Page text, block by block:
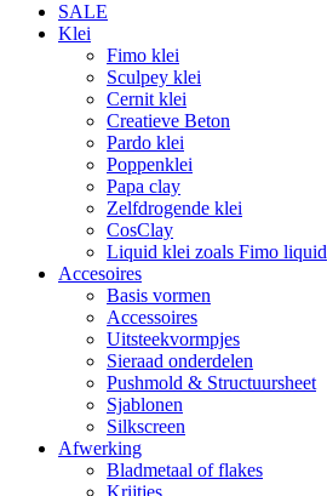
SALE
Klei
Fimo klei
Sculpey klei
Cernit klei
Creatieve Beton
Pardo klei
Poppenklei
Papa clay
Zelfdrogende klei
CosClay
Liquid klei zoals Fimo liquid
Accesoires
Basis vormen
Accessoires
Uitsteekvormpjes
Sieraad onderdelen
Pushmold & Structuursheet
Sjablonen
Silkscreen
Afwerking
Bladmetaal of flakes
Krijtjes